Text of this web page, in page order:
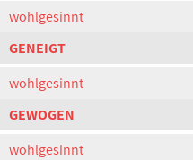
wohlgesinnt
GENEIGT
wohlgesinnt
GEWOGEN
wohlgesinnt